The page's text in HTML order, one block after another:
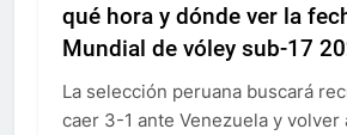
qué hora y dónde ver la
Mundial de vóley sub-17
La selección peruana buscará
caer 3-1 ante Venezuela y volver